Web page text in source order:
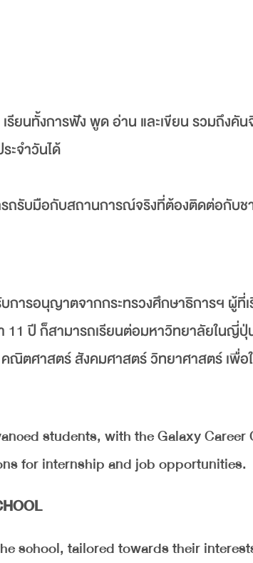
ยนทั้งการฟัง พูด อ่าน และเขียน รวมถึงคั
ะจำวันได้
รถรับมือกับสถานการณ์จริงที่ต้องติดต่อกับ
ารอนุญาตจากกระทรวงศึกษาธิการฯ ผู้ที่
11 ปี ก็สามารถเรียนต่อมหาวิทยาลัยในญี่ปุ่
ตศาสตร์ สังคมศาสตร์ วิทยาศาสตร์ เพื่อ
students, with the Galaxy Career
for internship and job opportunities.
school, tailored towards their